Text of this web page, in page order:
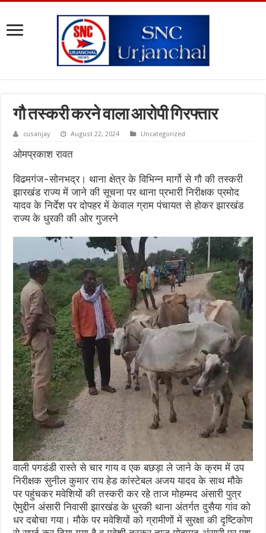
गौ तस्करी करने वाला आरोपी गिरफ्तार
cusanjay August 22, 2024 Uncategorized
ओमप्रकाश रावत
विढमगंज-सोनभद्र। थाना क्षेत्र के विभिन्न मार्गो से गौ की तस्करी
झारखंड राज्य में जाने की सूचना पर थाना प्रभारी निरीक्षक प्रमोद
यादव के निर्देश पर दोपहर में केवाल ग्राम पंचायत से होकर झारखंड
राज्य के धुरकी की ओर गुजरने
वाली पगडंडी रास्ते से चार गाय व एक बछड़ा ले जाने के क्रम में उप
निरीक्षक सुनील कुमार राय हेड कांस्टेबल अजय यादव के साथ मौके
पर पहुंचकर मवेशियों की तस्करी कर रहे ताज मोहम्मद अंसारी पुत्र
ऐमुद्दीन अंसारी निवासी झारखंड के धुरकी थाना अंतर्गत दुसैया गांव को
धर दबोचा गया। मौके पर मवेशियों को ग्रामीणों में सुरक्षा की दृष्टिकोण